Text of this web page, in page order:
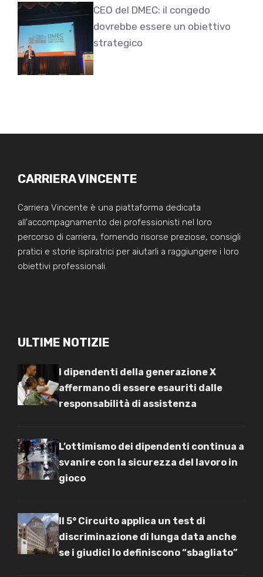
CEO del DMEC: il congedo
dovrebbe essere un obiettivo
strategico
CARRIERA VINCENTE
Carriera Vincente è una piattaforma dedicata
all'accompagnamento dei professionisti nel loro
percorso di carriera, fornendo risorse preziose, consigli
pratici e storie ispiratrici per aiutarli a raggiungere i loro
obiettivi professionali.
ULTIME NOTIZIE
I dipendenti della generazione X
affermano di essere esauriti dalle
responsabilità di assistenza
L’ottimismo dei dipendenti continua a
svanire con la sicurezza del lavoro in
gioco
Il 5° Circuito applica un test di
discriminazione di lunga data anche
se i giudici lo definiscono “sbagliato”